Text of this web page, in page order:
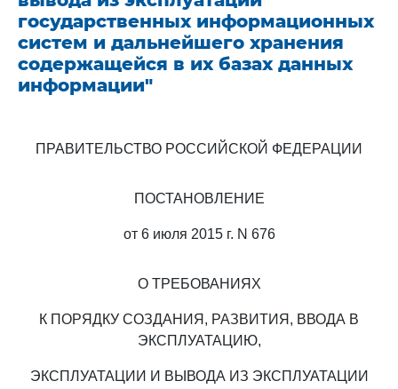
государственных информационных
систем и дальнейшего хранения
содержащейся в их базах данных
информации"
ПРАВИТЕЛЬСТВО РОССИЙСКОЙ ФЕДЕРАЦИИ
ПОСТАНОВЛЕНИЕ
от 6 июля 2015 г. N 676
О ТРЕБОВАНИЯХ
К ПОРЯДКУ СОЗДАНИЯ, РАЗВИТИЯ, ВВОДА В
ЭКСПЛУАТАЦИЮ,
ЭКСПЛУАТАЦИИ И ВЫВОДА ИЗ ЭКСПЛУАТАЦИИ